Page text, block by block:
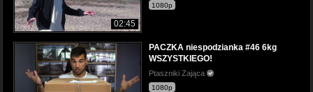
02:45
1080p
PACZKA niespodzianka #46 6kg
WSZYSTKIEGO!
Ptaszniki Zająca
1080p